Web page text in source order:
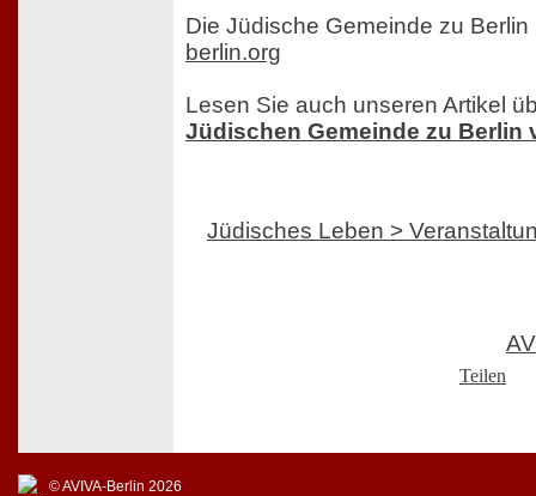
Die Jüdische Gemeinde zu
berlin.org
Lesen Sie auch unseren Artikel
Jüdischen Gemeinde zu Berlin
Jüdisches Leben >
Teilen
© AVIVA-Berlin 2026